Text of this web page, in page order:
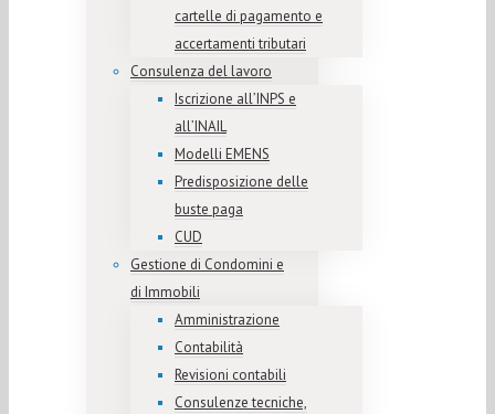
cartelle di pagamento e
accertamenti tributari
Consulenza del lavoro
Iscrizione all’INPS e
all’INAIL
Modelli EMENS
Predisposizione delle
buste paga
CUD
Gestione di Condomini e
di Immobili
Amministrazione
Contabilità
Revisioni contabili
Consulenze tecniche,